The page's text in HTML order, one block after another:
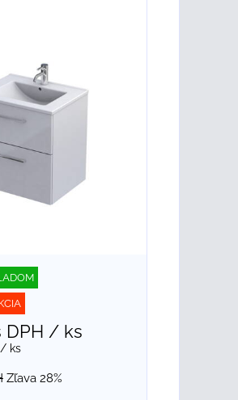
DPH / ks
/ ks
Zľava 28%